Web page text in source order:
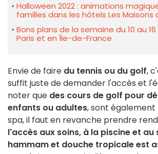
Halloween 2022 : animations
familles dans les hôtels Les
Bons plans de la semaine du 10 au
Paris et en Île-de-France
Envie de faire du tennis ou du golf,
suffit juste de demander l'accès et
noter que des cours de golf pour
enfants ou adultes, sont
spa, il faut en revanche prendre
l'accès aux soins, à la piscine et au
hammam et douche tropicale est